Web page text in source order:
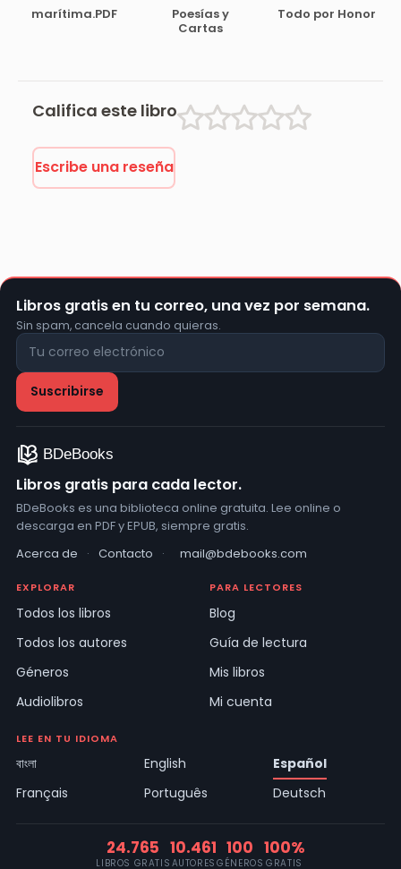
marítima.PDF
Poesías y
Cartas
Todo por Honor
Califica este libro
Escribe una reseña
Libros gratis en tu correo, una vez por semana.
Sin spam, cancela cuando quieras.
Libros gratis para cada lector.
BDeBooks es una biblioteca online gratuita. Lee online o
descarga en PDF y EPUB, siempre gratis.
Acerca de
· Contacto · mail@bdebooks.com
EXPLORAR
Todos los libros
Todos los autores
Géneros
Audiolibros
PARA LECTORES
Blog
Guía de lectura
Mis libros
Mi cuenta
LEE EN TU IDIOMA
বাংলা English
Español
Français
Português Deutsch
24.765
LIBROS GRATIS
10.461
AUTORES
100
GÉNEROS
100%
GRATIS